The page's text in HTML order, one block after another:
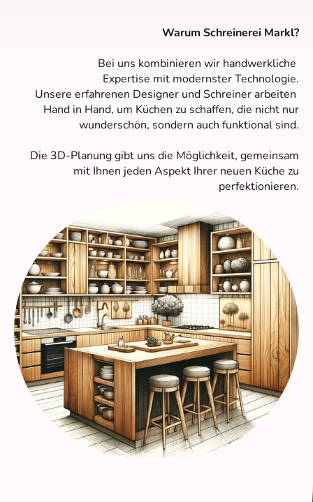
Warum Schreinerei Markl?
Bei uns kombinieren wir handwerkliche
Expertise mit modernster Technologie.
Unsere erfahrenen Designer und Schreiner arbeiten
Hand in Hand, um Küchen zu schaffen, die nicht nur
wunderschön, sondern auch funktional sind.
Die 3D-Planung gibt uns die Möglichkeit, gemeinsam
mit Ihnen jeden Aspekt Ihrer neuen Küche zu
perfektionieren.